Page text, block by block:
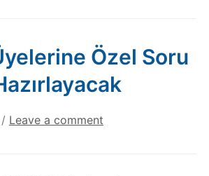
Özel Soru
/ Leave a comment